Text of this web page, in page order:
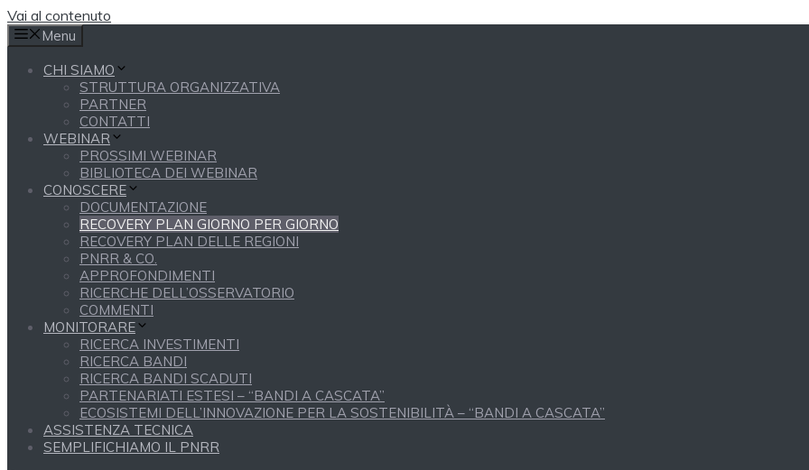
Vai al contenuto
Menu
CHI SIAMO
STRUTTURA ORGANIZZATIVA
PARTNER
CONTATTI
WEBINAR
PROSSIMI WEBINAR
BIBLIOTECA DEI WEBINAR
CONOSCERE
DOCUMENTAZIONE
RECOVERY PLAN GIORNO PER GIORNO
RECOVERY PLAN DELLE REGIONI
PNRR & CO.
APPROFONDIMENTI
RICERCHE DELL’OSSERVATORIO
COMMENTI
MONITORARE
RICERCA INVESTIMENTI
RICERCA BANDI
RICERCA BANDI SCADUTI
PARTENARIATI ESTESI – “BANDI A CASCATA”
ECOSISTEMI DELL’INNOVAZIONE PER LA SOSTENIBILITÀ – “BANDI A CASCATA”
ASSISTENZA TECNICA
SEMPLIFICHIAMO IL PNRR